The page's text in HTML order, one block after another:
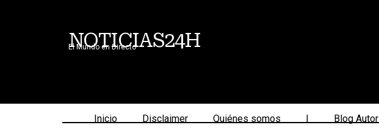
NOTICIAS24H
El Mundo en Directo
Inicio Disclaimer Quiénes somos | Blog Autor